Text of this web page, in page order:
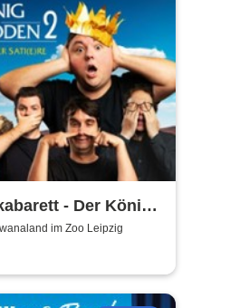
- Der König
2 | Central
im Zoo Leipzig